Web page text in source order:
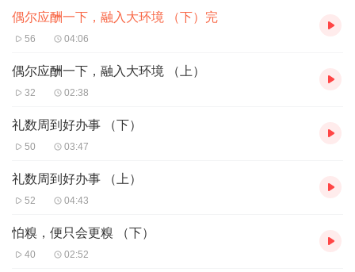
偶尔应酬一下，融入大环境 （下）完
56 04:06
偶尔应酬一下，融入大环境 （上）
32 02:38
礼数周到好办事 （下）
50 03:47
礼数周到好办事 （上）
52 04:43
怕糗，便只会更糗 （下）
40 02:52